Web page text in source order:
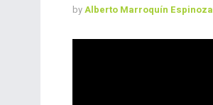
byAlberto Marroquín Espinoza